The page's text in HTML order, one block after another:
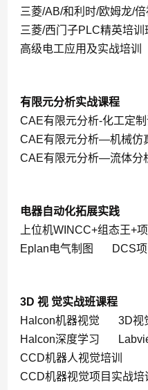
三菱/AB/和利时/欧姆龙/倍
三菱/西门子PLC精英培训
高级电工应用及实战培训
有限元分析实战课程
CAE有限元分析-化工定
CAE有限元分析—机械仿
CAE有限元分析—流体分
电器自动化拓展实践
上位机WINCC+组态王+
Eplan电气制图
DCS
3D 视 觉实战班课程
Halcon机器视觉
3D视
Halcon深度学习
CCD机器人视觉培训
CCD机器视觉项目实战培